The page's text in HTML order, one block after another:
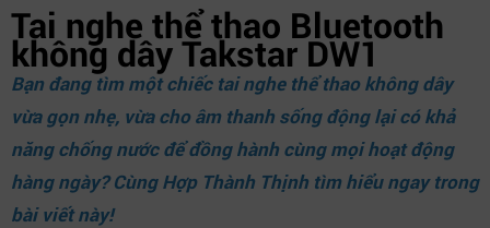
Tai nghe thể thao Bluetooth
không dây Takstar DW1
Bạn đang tìm một chiếc tai nghe thể thao không dây
vừa gọn nhẹ, vừa cho âm thanh sống động lại có khả
năng chống nước để đồng hành cùng mọi hoạt động
hàng ngày? CùngHợp Thành Thịnh tìm hiểu ngay trong
bài viết này!